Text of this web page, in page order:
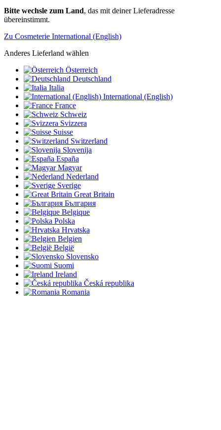
Bitte wechsle zum Land, das mit deiner Lieferadresse
übereinstimmt.
Zu Cosmeterie International (English)
Anderes Lieferland wählen
Österreich
Deutschland
Italia
International (English)
France
Schweiz
Svizzera
Suisse
Switzerland
Slovenija
España
Magyar
Nederland
Sverige
Great Britain
България
Belgique
Polska
Hrvatska
Belgien
België
Slovensko
Suomi
Ireland
Česká republika
Romania